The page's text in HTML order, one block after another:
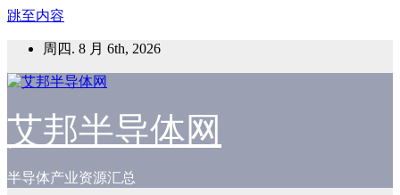
跳至内容
周四. 8 月 6th, 2026
艾邦半导体网
半导体产业资源汇总